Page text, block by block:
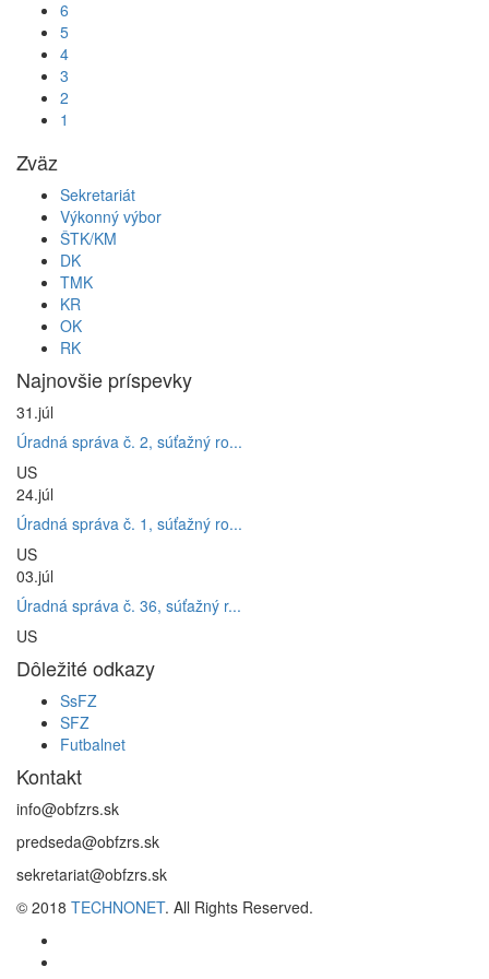
6
5
4
3
2
1
Zväz
Sekretariát
Výkonný výbor
ŠTK/KM
DK
TMK
KR
OK
RK
Najnovšie príspevky
31.júl
Úradná správa č. 2, súťažný ro...
US
24.júl
Úradná správa č. 1, súťažný ro...
US
03.júl
Úradná správa č. 36, súťažný r...
US
Dôležité odkazy
SsFZ
SFZ
Futbalnet
Kontakt
info@obfzrs.sk
predseda@obfzrs.sk
sekretariat@obfzrs.sk
© 2018 TECHNONET. All Rights Reserved.